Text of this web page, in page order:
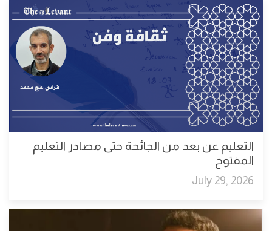
التعليم عن بعد من الجائحة حتى مصادر التعليم
المفتوح
July 29, 2026